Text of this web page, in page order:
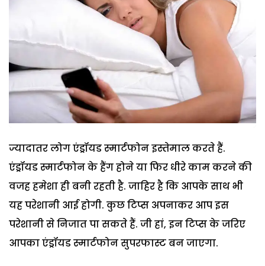
ज्यादातर लोग एंड्रॉयड स्मार्टफोन इस्तेमाल करते हैं.
एंड्रॉयड स्मार्टफोन के हैंग होने या फिर धीरे काम करने की
वजह हमेशा ही बनी रहती है. जाहिर है कि आपके साथ भी
यह परेशानी आई होगी. कुछ टिप्स अपनाकर आप इस
परेशानी से निजात पा सकते हैं. जी हां, इन टिप्स के जरिए
आपका एंड्रॉयड स्मार्टफोन सुपरफास्ट बन जाएगा.